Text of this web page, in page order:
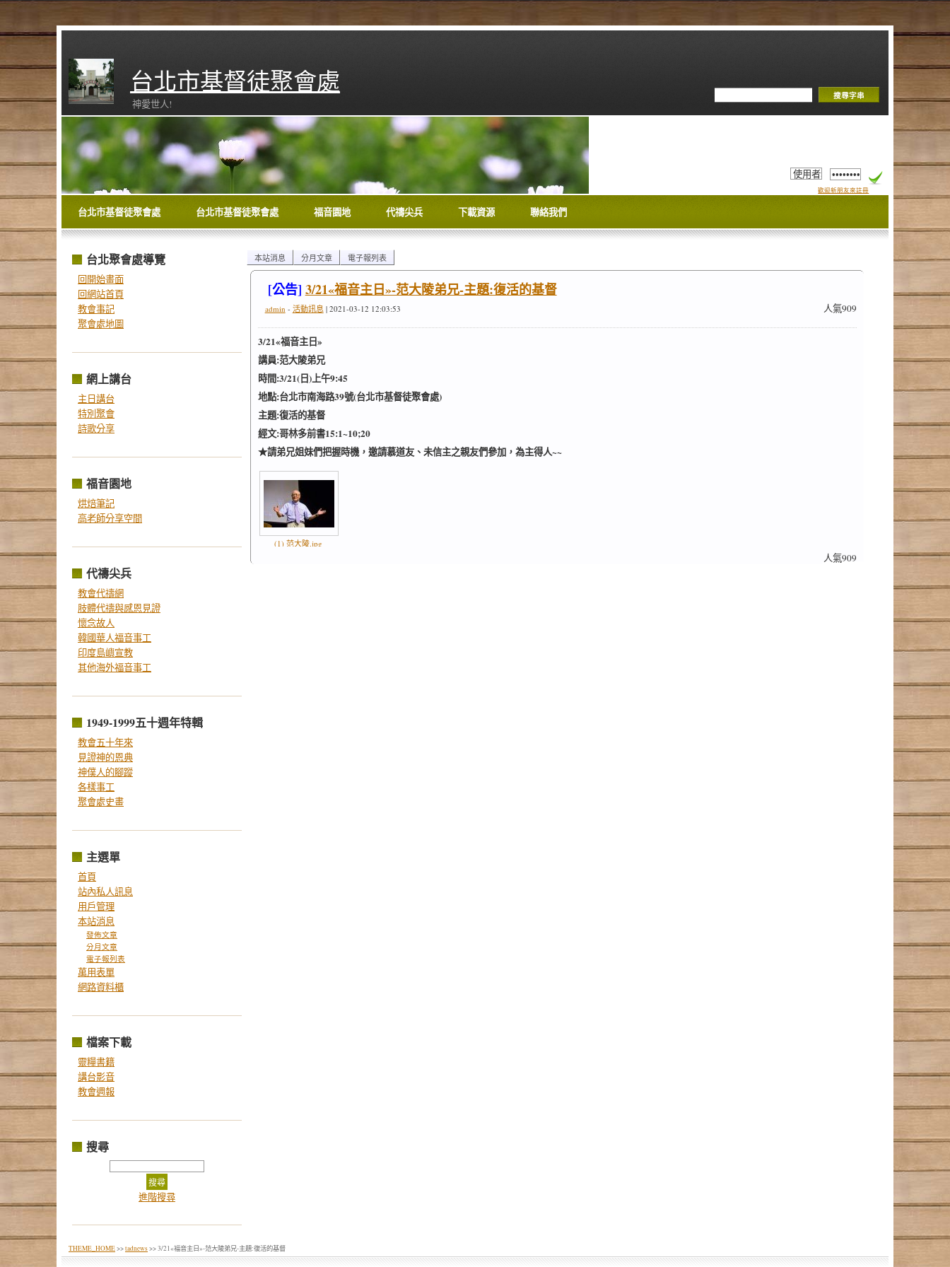
台北市基督徒聚會處
神愛世人!
歡迎新朋友來註冊
台北市基督徒聚會處 台北市基督徒聚會處 福音園地 代禱尖兵 下載資源 聯絡我們
台北聚會處導覽
回開始畫面
回網站首頁
教會事記
聚會處地圖
網上講台
主日講台
特別聚會
詩歌分享
福音園地
烘焙筆記
高老師分享空間
代禱尖兵
教會代禱網
肢體代禱與感恩見證
懷念故人
韓國華人福音事工
印度島嶼宣教
其他海外福音事工
1949-1999五十週年特輯
教會五十年來
見證神的恩典
神僕人的腳蹤
各樣事工
聚會處史畫
主選單
首頁
站內私人訊息
用戶管理
本站消息
發佈文章
分月文章
電子報列表
萬用表單
網路資料櫃
檔案下載
靈糧書籍
講台影音
教會週報
搜尋
進階搜尋
本站消息 分月文章 電子報列表
[公告] 3/21«福音主日»-范大陵弟兄-主題:復活的基督
人氣909
admin - 活動訊息| 2021-03-12 12:03:53
3/21«福音主日»
講員:范大陵弟兄
時間:3/21(日)上午9:45
地點:台北市南海路39號(台北市基督徒聚會處)
主題:復活的基督
經文:哥林多前書15:1~10;20
★請弟兄姐妹們把握時機，邀請慕道友、未信主之親友們參加，為主得人~~
(1) 范大陵.jpg
人氣909
THEME_HOME>>tadnews>> 3/21«福音主日»-范大陵弟兄-主題:復活的基督